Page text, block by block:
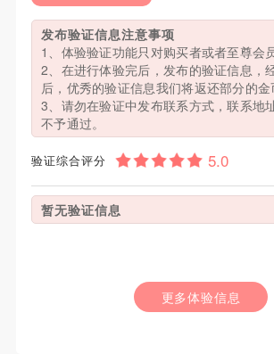
发布验证信息注意事项
1、体验验证功能只对购买者或者至尊会
2、在进行体验完后，发布的验证信息，
后，优秀的验证信息我们将返还部分的金
3、请勿在验证中发布联系方式，联系地
不予通过。
验证综合评分
暂无验证信息
更多体验信息